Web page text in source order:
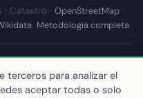
Catastro · OpenStreetMap·
. Metodología completa.
de España con datos
porYoel Castaño.
terceros para analizar el
aceptar todas o solo